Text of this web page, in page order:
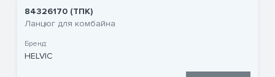
84326170 (ТПК)
Ланцюг для комбайна
Бренд:
HELVIC